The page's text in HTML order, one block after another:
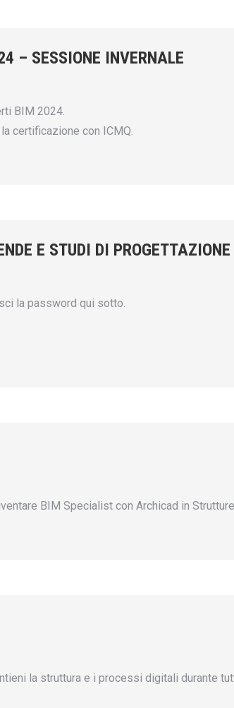
– SESSIONE INVERNALE
BIM 2024.
certificazione con ICMQ.
E STUDI DI PROGETTAZIONE
la password qui sotto.
BIM Specialist con Archicad in
la struttura e i processi digitali durante